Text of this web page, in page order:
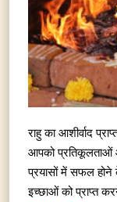
राहु का आशीर्वाद
आपको प्रतिकूलताओं
प्रयासों में सफल होने
इच्छाओं को प्राप्त